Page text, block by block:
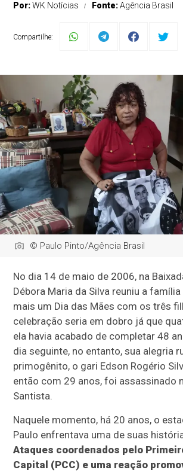
Por:WK Notícias Fonte:Agência Brasil
Compartilhe:
© Paulo Pinto/Agência Brasil
No dia 14 de maio de 2006, na
Débora Maria da Silva reuniu a
mais um Dia das Mães com os três
celebração seria em dobro já que
ela havia acabado de completar 48
dia seguinte, no entanto, sua alegria
primogênito, o gari Edson Rogério
então com 29 anos, foi assassinado
Santista.
Naquele momento, há 20 anos, o
Paulo enfrentava uma de suas
Ataques coordenados pelo
Capital (PCC) e uma reação